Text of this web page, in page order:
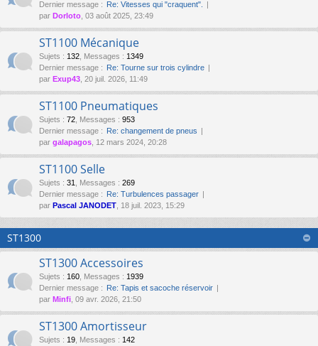
Dernier message : Re: Vitesses qui "craquent".
par Dorloto , 03 août 2025, 23:49
ST1100 Mécanique
Sujets : 132 Messages : 1349
Dernier message : Re: Tourne sur trois cylindre
par Exup43 , 20 juil. 2026, 11:49
ST1100 Pneumatiques
Sujets : 72 Messages : 953
Dernier message : Re: changement de pneus
par galapagos , 12 mars 2024, 20:28
ST1100 Selle
Sujets : 31 Messages : 269
Dernier message : Re: Turbulences passager
par Pascal JANODET , 18 juil. 2023, 15:29
ST1300
ST1300 Accessoires
Sujets : 160 Messages : 1939
Dernier message : Re: Tapis et sacoche réservoir
par Minfi , 09 avr. 2026, 21:50
ST1300 Amortisseur
Sujets : 19 Messages : 142